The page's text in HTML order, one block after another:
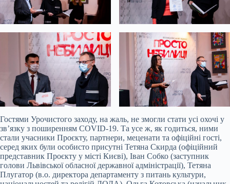
Гостями Урочистого заходу, на жаль, не змогли стати усі охочі у
зв’язку з поширенням COVID-19. Та усе ж, як годиться, ними
стали учасники Проєкту, партнери, меценати та офіційні гості,
серед яких були особисто присутні Тетяна Скирда (офіційний
представник Проєкту у місті Києві), Іван Собко (заступник
голови Львівської обласної державної адміністрації), Тетяна
Плугатор (в.о. директора департаменту з питань культури,